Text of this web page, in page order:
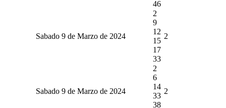
46
Sabado 9 de Marzo de 2024
2
9
12
15
17
33
2
Sabado 9 de Marzo de 2024
2
6
14
33
38
2